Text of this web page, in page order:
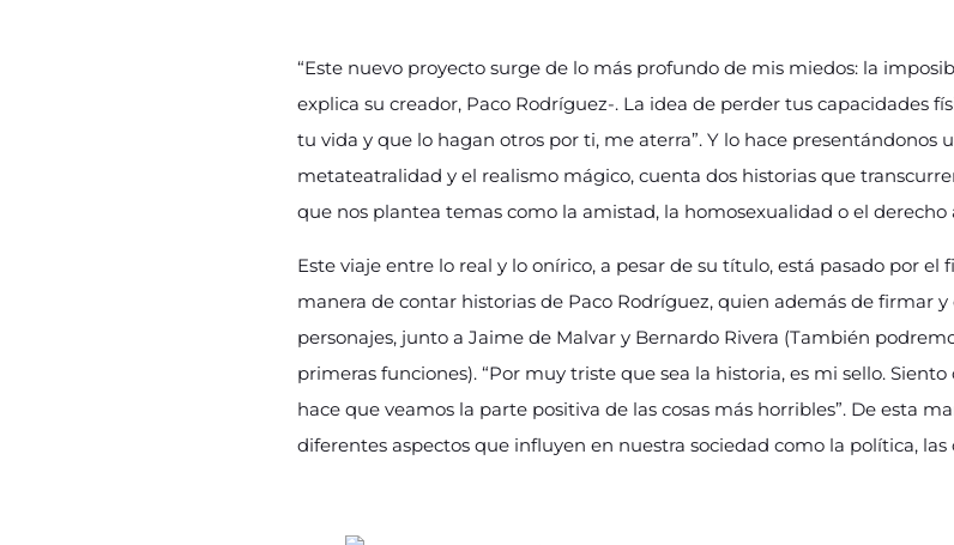
“Este nuevo proyecto surge de lo más profundo de mis miedos: la
explica su creador, Paco Rodríguez-. La idea de perder tus capacidades
tu vida y que lo hagan otros por ti, me aterra”. Y lo hace presentándonos
metateatralidad y el realismo mágico, cuenta dos historias que
que nos plantea temas como la amistad, la homosexualidad o el
Este viaje entre lo real y lo onírico, a pesar de su título, está pasado por
manera de contar historias de Paco Rodríguez, quien además de firmar
personajes, junto a Jaime de Malvar y Bernardo Rivera (También
primeras funciones). “Por muy triste que sea la historia, es mi sello.
hace que veamos la parte positiva de las cosas más horribles”. De esta
diferentes aspectos que influyen en nuestra sociedad como la política, las